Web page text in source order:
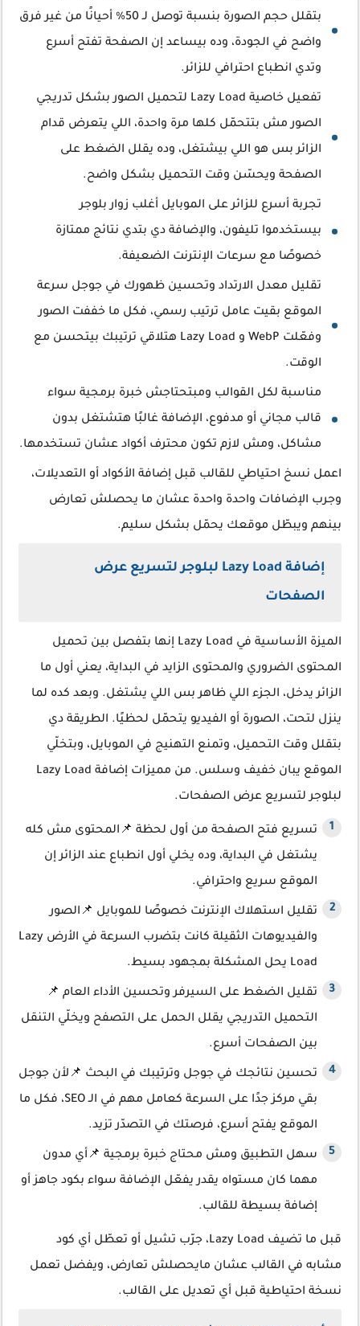
بتقلل حجم الصورة بنسبة توصل لـ 50% أحيانًا من غير فرق
واضح في الجودة، وده بيساعد إن الصفحة تفتح أسرع
وتدي انطباع احترافي للزائر.
تفعيل خاصية Lazy Load لتحميل الصور بشكل تدريجي
الصور مش بتتحمّل كلها مرة واحدة، اللي يتعرض قدام
الزائر بس هو اللي بيشتغل، وده يقلل الضغط على
الصفحة ويحسّن وقت التحميل بشكل واضح.
تجربة أسرع للزائر على الموبايل أغلب زوار بلوجر
بيستخدموا تليفون، والإضافة دي بتدي نتائج ممتازة
خصوصًا مع سرعات الإنترنت الضعيفة.
تقليل معدل الارتداد وتحسين ظهورك في جوجل سرعة
الموقع بقيت عامل ترتيب رسمي، فكل ما خففت الصور
وفعّلت WebP و Lazy Load هتلاقي ترتيبك بيتحسن مع
الوقت.
مناسبة لكل القوالب ومبتحتاجش خبرة برمجية سواء
قالب مجاني أو مدفوع، الإضافة غالبًا هتشتغل بدون
مشاكل، ومش لازم تكون محترف أكواد عشان تستخدمها.
اعمل نسخ احتياطي للقالب قبل إضافة الأكواد أو التعديلات،
وجرب الإضافات واحدة واحدة عشان ما يحصلش تعارض
بينهم ويبطّل موقعك يحمّل بشكل سليم.
إضافة Lazy Load لبلوجر لتسريع عرض
الصفحات
الميزة الأساسية في Lazy Load إنها بتفصل بين تحميل
المحتوى الضروري والمحتوى الزايد في البداية، يعني أول ما
الزائر يدخل، الجزء اللي ظاهر بس اللي يشتغل. وبعد كده لما
ينزل لتحت، الصورة أو الفيديو يتحمّل لحظيًا. الطريقة دي
بتقلل وقت التحميل، وتمنع التهنيج في الموبايل، وبتخلّي
الموقع يبان خفيف وسلس. من مميزات إضافة Lazy Load
لبلوجر لتسريع عرض الصفحات.
تسريع فتح الصفحة من أول لحظة 📌المحتوى مش كله
يشتغل في البداية، وده يخلي أول انطباع عند الزائر إن
الموقع سريع واحترافي.
تقليل استهلاك الإنترنت خصوصًا للموبايل 📌الصور
والفيديوهات الثقيلة كانت بتضرب السرعة في الأرض Lazy
Load يحل المشكلة بمجهود بسيط.
تقليل الضغط على السيرفر وتحسين الأداء العام 📌
التحميل التدريجي يقلل الحمل على التصفح ويخلّي التنقل
بين الصفحات أسرع.
تحسين نتائجك في جوجل وترتيبك في البحث 📌لأن جوجل
بقي مركز جدًا على السرعة كعامل مهم في الـ SEO، فكل ما
الموقع يفتح أسرع، فرصتك في التصدّر تزيد.
سهل التطبيق ومش محتاج خبرة برمجية 📌أي مدون
مهما كان مستواه يقدر يفعّل الإضافة سواء بكود جاهز أو
إضافة بسيطة للقالب.
قبل ما تضيف Lazy Load، جرّب تشيل أو تعطّل أي كود
مشابه في القالب عشان مايحصلش تعارض، ويفضل تعمل
نسخة احتياطية قبل أي تعديل على القالب.